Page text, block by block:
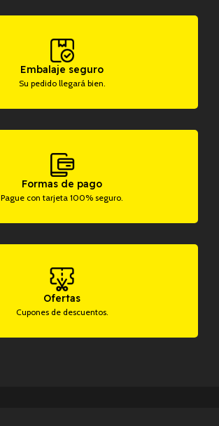
Embalaje seguro
Su pedido llegará bien.
Formas de pago
Pague con tarjeta 100% seguro.
Ofertas
Cupones de descuentos.